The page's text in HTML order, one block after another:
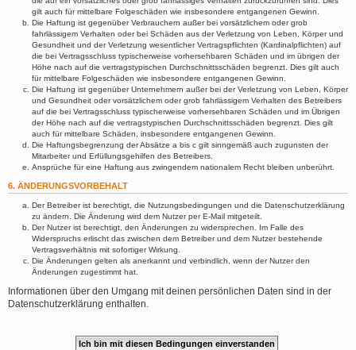
gilt auch für mittelbare Folgeschäden wie insbesondere entgangenen Gewinn.
Die Haftung ist gegenüber Verbrauchern außer bei vorsätzlichem oder grob
fahrlässigem Verhalten oder bei Schäden aus der Verletzung von Leben, Körper und
Gesundheit und der Verletzung wesentlicher Vertragspflichten (Kardinalpflichten) auf
die bei Vertragsschluss typischerweise vorhersehbaren Schäden und im übrigen der
Höhe nach auf die vertragstypischen Durchschnittsschäden begrenzt. Dies gilt auch
für mittelbare Folgeschäden wie insbesondere entgangenen Gewinn.
Die Haftung ist gegenüber Unternehmern außer bei der Verletzung von Leben, Körper
und Gesundheit oder vorsätzlichem oder grob fahrlässigem Verhalten des Betreibers
auf die bei Vertragsschluss typischerweise vorhersehbaren Schäden und im Übrigen
der Höhe nach auf die vertragstypischen Durchschnittsschäden begrenzt. Dies gilt
auch für mittelbare Schäden, insbesondere entgangenen Gewinn.
Die Haftungsbegrenzung der Absätze a bis c gilt sinngemäß auch zugunsten der
Mitarbeiter und Erfüllungsgehilfen des Betreibers.
Ansprüche für eine Haftung aus zwingendem nationalem Recht bleiben unberührt.
6. ÄNDERUNGSVORBEHALT
Der Betreiber ist berechtigt, die Nutzungsbedingungen und die Datenschutzerklärung
zu ändern. Die Änderung wird dem Nutzer per E-Mail mitgeteilt.
Der Nutzer ist berechtigt, den Änderungen zu widersprechen. Im Falle des
Widerspruchs erlischt das zwischen dem Betreiber und dem Nutzer bestehende
Vertragsverhältnis mit sofortiger Wirkung.
Die Änderungen gelten als anerkannt und verbindlich, wenn der Nutzer den
Änderungen zugestimmt hat.
Informationen über den Umgang mit deinen persönlichen Daten sind in der
Datenschutzerklärung enthalten.